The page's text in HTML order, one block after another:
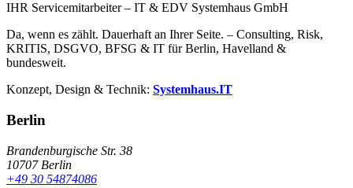
IHR Servicemitarbeiter – IT & EDV Systemhaus GmbH
Da, wenn es zählt. Dauerhaft an Ihrer Seite. – Consulting, Risk,
KRITIS, DSGVO, BFSG & IT für Berlin, Havelland &
bundesweit.
Konzept, Design & Technik: Systemhaus.IT
Berlin
Brandenburgische Str. 38
10707 Berlin
+49 30 54874086